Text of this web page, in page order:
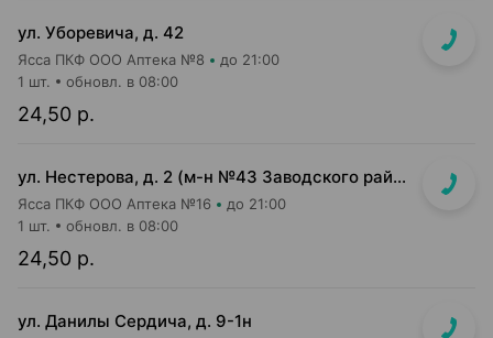
ул. Уборевича, д. 42
Ясса ПКФ ООО Аптека №8 до 21:00
24,50 р.
1 шт. обновл. в 08:00
ул. Нестерова, д. 2 (м-н №43 Заводского райпищеторга)
Ясса ПКФ ООО Аптека №16 до 21:00
24,50 р.
1 шт. обновл. в 08:00
ул. Данилы Сердича, д. 9-1н